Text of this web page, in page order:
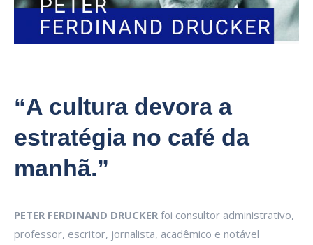
“A cultura devora a
estratégia no café da
manhã.”
PETER FERDINAND DRUCKER foi consultor administrativo,
professor, escritor, jornalista, acadêmico e notável